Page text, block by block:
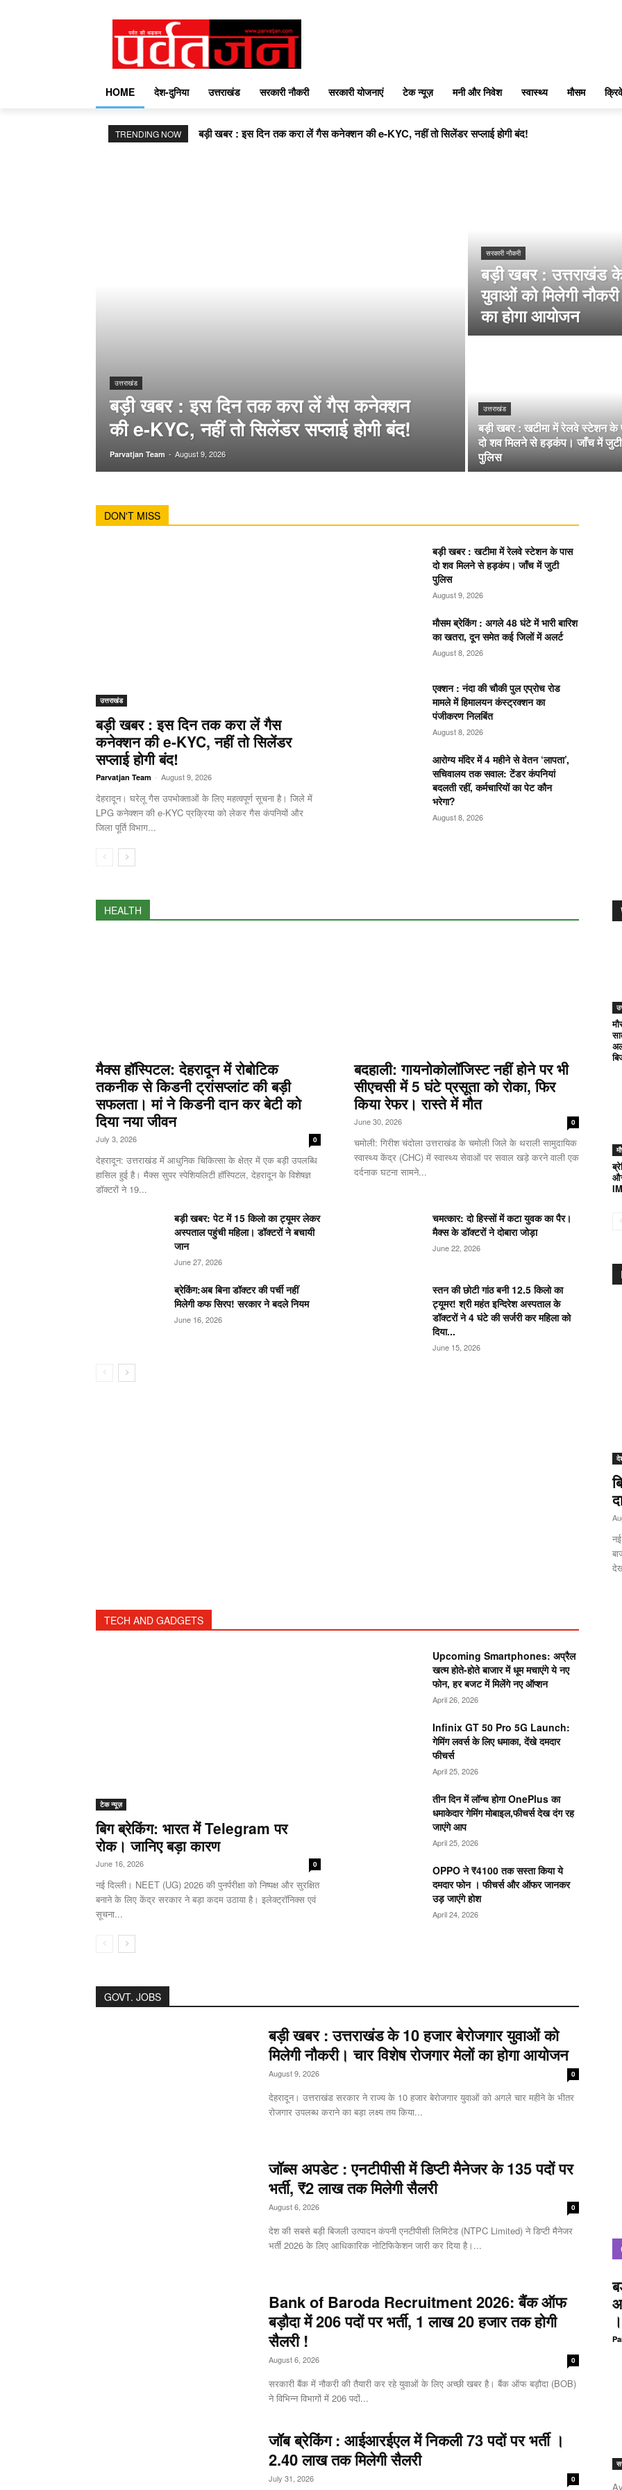
HOME देश-दुनिया उत्तराखंड सरकारी नौकरी सरकारी योजनाएं टेक न्यूज़ मनी और निवेश स्वास्थ्य मौसम
TRENDING NOW बड़ी खबर : इस दिन तक करा लें गैस कनेक्शन की e-KYC, नहीं तो सिलेंडर सप्लाई होगी बंद!
उत्तराखंड
बड़ी खबर : इस दिन तक करा लें गैस कनेक्शन
की e-KYC, नहीं तो सिलेंडर सप्लाई होगी बंद!
Parvatjan Team - August 9, 2026
सरकारी नौकरी
बड़ी खबर : उत्तराखंड
युवाओं को मिलेगी
का होगा आयोजन
उत्तराखंड
बड़ी खबर : खटीमा में रेलवे स्टेशन के
दो शव मिलने से हड़कंप। जाँच में जुटी
पुलिस
DON'T MISS
उत्तराखंड
बड़ी खबर : इस दिन तक करा लें गैस
कनेक्शन की e-KYC, नहीं तो सिलेंडर
सप्लाई होगी बंद!
Parvatjan Team - August 9, 2026
देहरादून। घरेलू गैस उपभोक्ताओं के लिए महत्वपूर्ण सूचना है। जिले में
LPG कनेक्शन की e-KYC प्रक्रिया को लेकर गैस कंपनियों और
जिला पूर्ति विभाग...
बड़ी खबर : खटीमा में रेलवे स्टेशन के पास
दो शव मिलने से हड़कंप। जाँच में जुटी
पुलिस
August 9, 2026
मौसम ब्रेकिंग : अगले 48 घंटे में भारी बारिश
का खतरा, दून समेत कई जिलों में अलर्ट
August 8, 2026
एक्शन : नंदा की चौकी पुल एप्रोच रोड
मामले में हिमालयन कंस्ट्रक्शन का
पंजीकरण निलबिंत
August 8, 2026
आरोग्य मंदिर में 4 महीने से वेतन ‘लापता’,
सचिवालय तक सवाल: टेंडर कंपनियां
बदलती रहीं, कर्मचारियों का पेट कौन
भरेगा?
August 8, 2026
HEALTH
मैक्स हॉस्पिटल: देहरादून में रोबोटिक
तकनीक से किडनी ट्रांसप्लांट की बड़ी
सफलता। मां ने किडनी दान कर बेटी को
दिया नया जीवन
July 3, 2026 0
देहरादून: उत्तराखंड में आधुनिक चिकित्सा के क्षेत्र में एक बड़ी उपलब्धि
हासिल हुई है। मैक्स सुपर स्पेशियलिटी हॉस्पिटल, देहरादून के विशेषज्ञ
डॉक्टरों ने 19...
बदहाली: गायनोकोलॉजिस्ट नहीं होने पर भी
सीएचसी में 5 घंटे प्रसूता को रोका, फिर
किया रेफर। रास्ते में मौत
June 30, 2026 0
चमोली: गिरीश चंदोला उत्तराखंड के चमोली जिले के थराली सामुदायिक
स्वास्थ्य केंद्र (CHC) में स्वास्थ्य सेवाओं पर सवाल खड़े करने वाली एक
दर्दनाक घटना सामने...
बड़ी खबर: पेट में 15 किलो का ट्यूमर लेकर
अस्पताल पहुंची महिला। डॉक्टरों ने बचायी
जान
June 27, 2026
चमत्कार: दो हिस्सों में कटा युवक का पैर।
मैक्स के डॉक्टरों ने दोबारा जोड़ा
June 22, 2026
ब्रेकिंग:अब बिना डॉक्टर की पर्ची नहीं
मिलेगी कफ सिरप! सरकार ने बदले नियम
June 16, 2026
स्तन की छोटी गांठ बनी 12.5 किलो का
ट्यूमर! श्री महंत इन्दिरेश अस्पताल के
डॉक्टरों ने 4 घंटे की सर्जरी कर महिला को
दिया...
June 15, 2026
TECH AND GADGETS
टेक न्यूज़
बिग ब्रेकिंग: भारत में Telegram पर
रोक। जानिए बड़ा कारण
June 16, 2026 0
नई दिल्ली। NEET (UG) 2026 की पुनर्परीक्षा को निष्पक्ष और सुरक्षित
बनाने के लिए केंद्र सरकार ने बड़ा कदम उठाया है। इलेक्ट्रॉनिक्स एवं
सूचना...
Upcoming Smartphones: अप्रैल
खत्म होते-होते बाजार में धूम मचाएंगे ये नए
फोन, हर बजट में मिलेंगे नए ऑप्शन
April 26, 2026
Infinix GT 50 Pro 5G Launch:
गेमिंग लवर्स के लिए धमाका, देंखे दमदार
फीचर्स
April 25, 2026
तीन दिन में लॉन्च होगा OnePlus का
धमाकेदार गेमिंग मोबाइल,फीचर्स देख दंग रह
जाएंगे आप
April 25, 2026
OPPO ने ₹4100 तक सस्ता किया ये
दमदार फोन । फीचर्स और ऑफर जानकर
उड़ जाएंगे होश
April 24, 2026
GOVT. JOBS
बड़ी खबर : उत्तराखंड के 10 हजार बेरोजगार युवाओं को
मिलेगी नौकरी। चार विशेष रोजगार मेलों का होगा आयोजन
August 9, 2026 0
देहरादून। उत्तराखंड सरकार ने राज्य के 10 हजार बेरोजगार युवाओं को अगले चार महीने के भीतर
रोजगार उपलब्ध कराने का बड़ा लक्ष्य तय किया...
जॉब्स अपडेट : एनटीपीसी में डिप्टी मैनेजर के 135 पदों पर
भर्ती, ₹2 लाख तक मिलेगी सैलरी
August 6, 2026 0
देश की सबसे बड़ी बिजली उत्पादन कंपनी एनटीपीसी लिमिटेड (NTPC Limited) ने डिप्टी मैनेजर
भर्ती 2026 के लिए आधिकारिक नोटिफिकेशन जारी कर दिया है।...
Bank of Baroda Recruitment 2026: बैंक ऑफ
बड़ौदा में 206 पदों पर भर्ती, 1 लाख 20 हजार तक होगी
सैलरी !
August 6, 2026 0
सरकारी बैंक में नौकरी की तैयारी कर रहे युवाओं के लिए अच्छी खबर है। बैंक ऑफ बड़ौदा (BOB)
ने विभिन्न विभागों में 206 पदों...
जॉब ब्रेकिंग : आईआरईएल में निकली 73 पदों पर भर्ती ।
2.40 लाख तक मिलेगी सैलरी
July 31, 2026 0